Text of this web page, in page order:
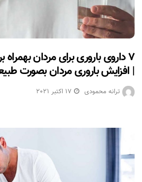
۷ داروی باروری برای مردان
| افزایش باروری مردان بصورت
ترانه محمودی 17 اکتبر 2021